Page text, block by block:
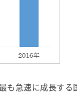
急速に成長する